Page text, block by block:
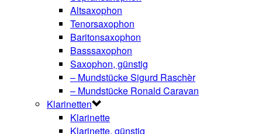
Altsaxophon
Tenorsaxophon
Baritonsaxophon
Basssaxophon
Saxophon, günstig
– Mundstücke Sigurd Raschèr
– Mundstücke Ronald Caravan
Klarinetten
Klarinette
Klarinette, günstig